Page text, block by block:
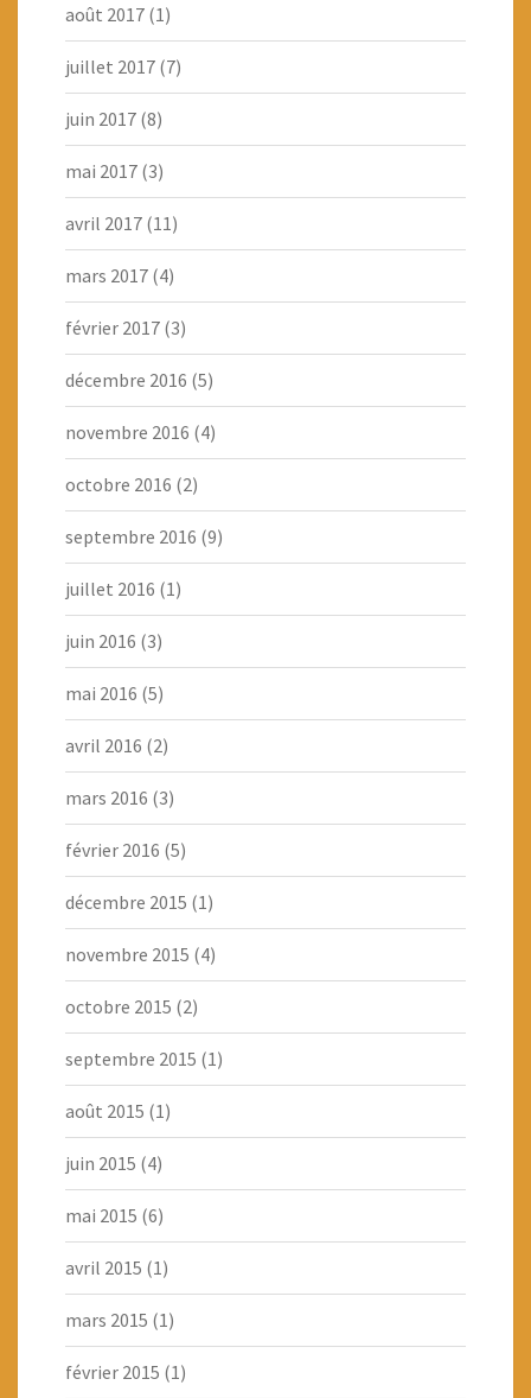
août 2017 (1)
juillet 2017 (7)
juin 2017 (8)
mai 2017 (3)
avril 2017 (11)
mars 2017 (4)
février 2017 (3)
décembre 2016 (5)
novembre 2016 (4)
octobre 2016 (2)
septembre 2016 (9)
juillet 2016 (1)
juin 2016 (3)
mai 2016 (5)
avril 2016 (2)
mars 2016 (3)
février 2016 (5)
décembre 2015 (1)
novembre 2015 (4)
octobre 2015 (2)
septembre 2015 (1)
août 2015 (1)
juin 2015 (4)
mai 2015 (6)
avril 2015 (1)
mars 2015 (1)
février 2015 (1)